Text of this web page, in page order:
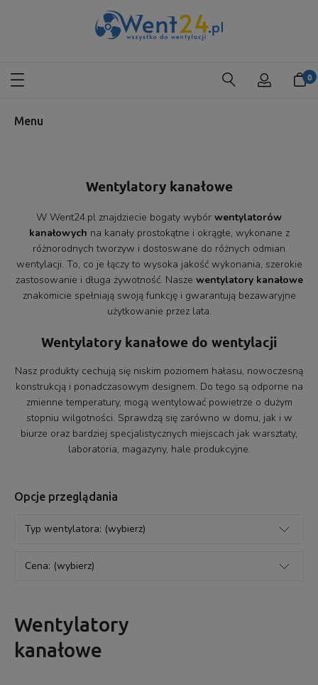
Menu
Wentylatory kanałowe
W Went24.pl znajdziecie bogaty wybór wentylatorów
kanałowych na kanały prostokątne i okrągłe, wykonane z
różnorodnych tworzyw i dostoswane do różnych odmian
wentylacji. To, co je łączy to wysoka jakość wykonania, szerokie
zastosowanie i długa żywotność. Nasze wentylatory kanałowe
znakomicie spełniają swoją funkcję i gwarantują bezawaryjne
użytkowanie przez lata.
Wentylatory kanałowe do wentylacji
Nasz produkty cechują się niskim poziomem hałasu, nowoczesną
konstrukcją i ponadczasowym designem. Do tego są odporne na
zmienne temperatury, mogą wentylować powietrze o dużym
stopniu wilgotności. Sprawdzą się zarówno w domu, jak i w
biurze oraz bardziej specjalistycznych miejscach jak warsztaty,
laboratoria, magazyny, hale produkcyjne.
Opcje przeglądania
Typ wentylatora: (wybierz)
Cena: (wybierz)
Wentylatory
kanałowe